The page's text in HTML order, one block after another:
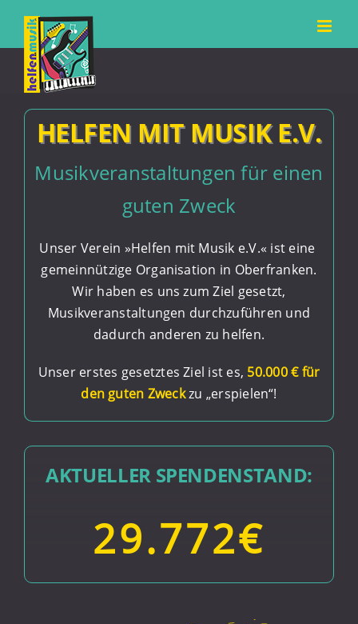
Inhalt
springen
HELFEN MIT MUSIK E.V.
Musikveranstaltungen für einen
guten Zweck
Unser Verein »Helfen mit Musik e.V.« ist eine
gemeinnützige Organisation in Oberfranken.
Wir haben es uns zum Ziel gesetzt,
Musikveranstaltungen durchzuführen und
dadurch anderen zu helfen.
Unser erstes gesetztes Ziel ist es, 50.000 € für
den guten Zweckzu „erspielen“!
AKTUELLER SPENDENSTAND:
29.772€